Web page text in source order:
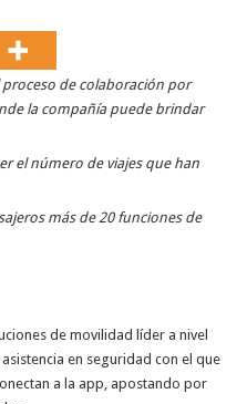
proceso de colaboración por
la compañía puede brindar
el número de viajes que han
más de 20 funciones de
de movilidad líder a nivel
en seguridad con el que
a la app, apostando por